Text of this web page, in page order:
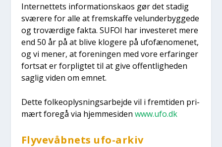
Inter­net­tets infor­ma­tions­ka­os gør det sta­dig
svæ­re­re for alle at frem­skaf­fe velun­der­byg­ge­de
og tro­vær­di­ge fak­ta. SUFOI har inve­ste­ret mere
end 50 år på at bli­ve klo­ge­re på ufo­fæ­no­me­net,
og vi mener, at for­e­nin­gen med vore erfa­rin­ger
fort­sat er for­plig­tet til at give offent­lig­he­den
sag­lig viden om emnet.
Det­te fol­ke­op­lys­nings­ar­bej­de vil i frem­ti­den pri­
mært fore­gå via hjem­mesi­den www.ufo.dk
Fly­ve­våb­nets ufo-arkiv